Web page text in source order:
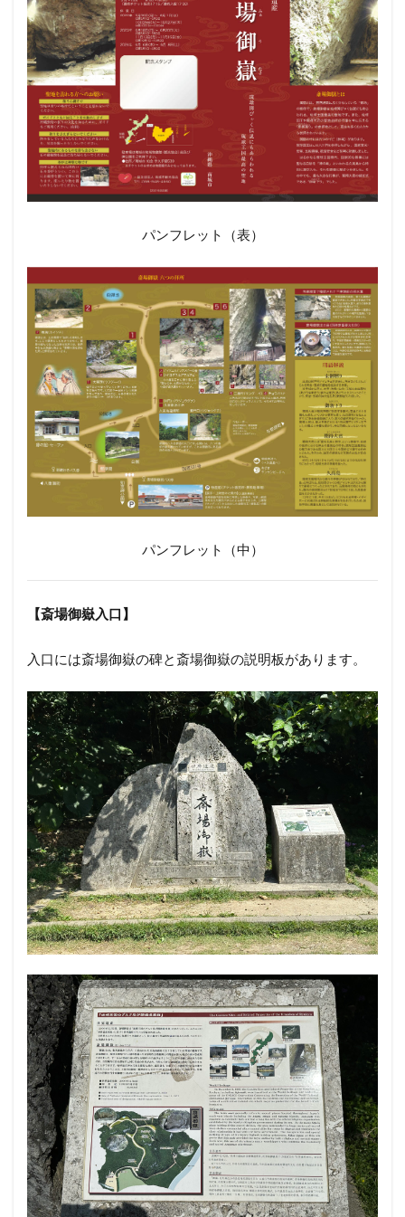
パンフレット（表）
パンフレット（中）
【斎場御嶽入口】
入口には斎場御嶽の碑と斎場御嶽の説明板があります。